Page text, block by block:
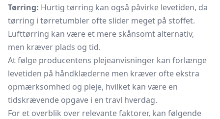
Tørring: Hurtig tørring kan også påvirke levetiden, da
tørring i tørretumbler ofte slider meget på stoffet.
Lufttørring kan være et mere skånsomt alternativ,
men kræver plads og tid.
At følge producentens plejeanvisninger kan forlænge
levetiden på håndklæderne men kræver ofte ekstra
opmærksomhed og pleje, hvilket kan være en
tidskrævende opgave i en travl hverdag.
For et overblik over relevante faktorer, kan følgende